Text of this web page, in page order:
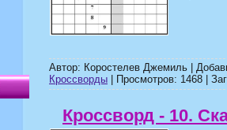
Автор: Коростелев Джемиль |
Кроссворды | Просмотров: 1468 |
Кроссворд - 10.